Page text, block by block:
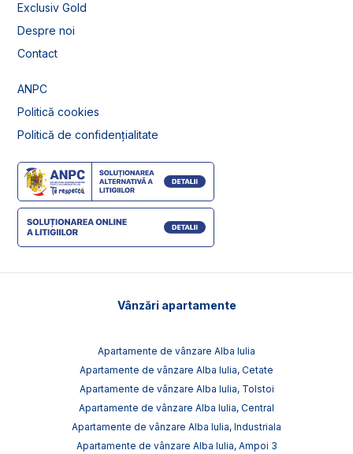
Exclusiv Gold
Despre noi
Contact
ANPC
Politică cookies
Politică de confidențialitate
Vânzări apartamente
Apartamente de vânzare Alba Iulia
Apartamente de vânzare Alba Iulia, Cetate
Apartamente de vânzare Alba Iulia, Tolstoi
Apartamente de vânzare Alba Iulia, Central
Apartamente de vânzare Alba Iulia, Industriala
Apartamente de vânzare Alba Iulia, Ampoi 3